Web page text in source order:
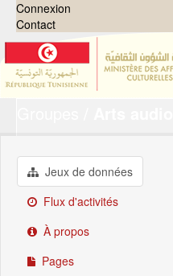
Connexion
Contact
Groupes
Demandes
À propos
Jeux de données
Flux d'activités
À propos
Pages